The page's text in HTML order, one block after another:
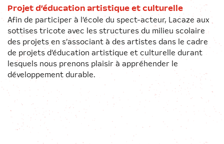
Projet d’éducation artistique et culturelle
Afin de participer à l’école du spect-acteur, Lacaze aux
sottises tricote avec les structures du milieu scolaire
des projets en s’associant à des artistes dans le cadre
de projets d’éducation artistique et culturelle durant
lesquels nous prenons plaisir à appréhender le
développement durable.